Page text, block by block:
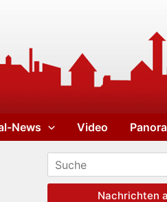
News Video
Nachrichten